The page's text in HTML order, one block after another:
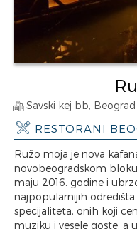
Savski kej bb, Beograd
RESTORANI
Ružo moja je nova
novobeogradskom
maju 2016. godine i
najpopularnijih
specijaliteta, onih koji
muziku i vesele goste, a